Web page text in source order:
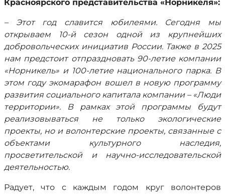
Красноярского представительства «Норникеля»:
– Этот год славится юбилеями. Сегодня мы
открываем 10-й сезон одной из крупнейших
добровольческих инициатив России. Также в 2025
нам предстоит отпраздновать 90-летие компании
«Норникель» и 100-летие национального парка. В
этом году экомарафон вошел в новую программу
развития социального капитала компании – «Люди
территории». В рамках этой программы будут
реализовываться не только экологические
проекты, но и волонтерские проекты, связанные с
объектами культурного наследия,
просветительской и научно-исследовательской
деятельностью.
Радует, что с каждым годом круг волонтеров